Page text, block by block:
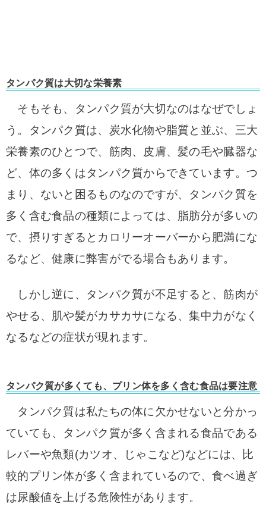
タンパク質は大切な栄養素
そもそも、タンパク質が大切なのはなぜでしょ
う。タンパク質は、炭水化物や脂質と並ぶ、三大
栄養素のひとつで、筋肉、皮膚、髪の毛や臓器な
ど、体の多くはタンパク質からできています。つ
まり、ないと困るものなのですが、タンパク質を
多く含む食品の種類によっては、脂肪分が多いの
で、摂りすぎるとカロリーオーバーから肥満にな
るなど、健康に弊害がでる場合もあります。
しかし逆に、タンパク質が不足すると、筋肉が
やせる、肌や髪がカサカサになる、集中力がなく
なるなどの症状が現れます。
タンパク質が多くても、プリン体を多く含む食品は要注意
タンパク質は私たちの体に欠かせないと分かっ
ていても、タンパク質が多く含まれる食品である
レバーや魚類(カツオ、じゃこなど)などには、比
較的プリン体が多く含まれているので、食べ過ぎ
は尿酸値を上げる危険性があります。